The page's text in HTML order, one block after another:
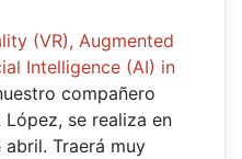
(VR), Augmented
Intelligence (AI) in
compañero
se realiza en
abril. Traerá muy